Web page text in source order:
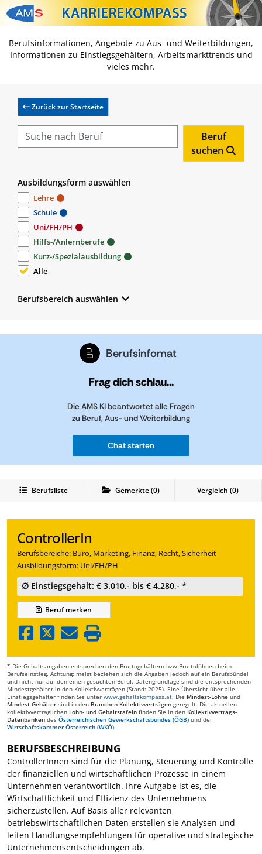
Zum Inhalt springen
Zum Navmenü springen
Zur Suche springen
Zur Footer springen
Berufsinformationen, Angebote zu Aus- und Weiterbildungen,
Informationen zu Einstiegsgehältern, Arbeitsmarkttrends und
vieles mehr.
Zurück zur Startseite
Beruf
suchen
Ausbildungsform auswählen
Lehre
Schule
Uni/FH/PH
Hilfs-/Anlernberufe
Kurz-/Spezialausbildung
Alle
Berufsbereich auswählen
Berufsinfomat
Frag dich schlau...
Die AMS KI beantwortet alle Fragen
zu Beruf, Aus- und Weiterbildung
Chat starten
Berufsliste Gemerkte(0) Vergleich (0)
ControllerIn
Berufsbereiche: Büro, Marketing, Finanz, Recht, Sicherheit
Ausbildungsform: Uni/FH/PH
∅ Einstiegsgehalt: € 3.010,- bis € 4.280,- *
Berufmerken
* Die Gehaltsangaben entsprechen den Bruttogehältern bzw Bruttolöhnen beim
Berufseinstieg. Achtung: meist beziehen sich die Angaben jedoch auf ein Berufsbündel
und nicht nur auf den einen gesuchten Beruf. Datengrundlage sind die entsprechenden
Mindestgehälter in den Kollektivverträgen (Stand: 2025). Eine Übersicht über alle
Einstiegsgehälter finden Sie unter www.gehaltskompass.at. Die Mindest-Löhne und
Mindest-Gehälter sind in den Branchen-Kollektivverträgen geregelt. Die aktuellen
kollektivvertraglichen Lohn- und Gehaltstafeln finden Sie in den Kollektivvertrags-
Datenbanken des Österreichischen Gewerkschaftsbundes (ÖGB) und der
Wirtschaftskammer Österreich (WKÖ).
BERUFSBESCHREIBUNG
ControllerInnen sind für die Planung, Steuerung und Kontrolle
der finanziellen und wirtschaftlichen Prozesse in einem
Unternehmen verantwortlich. Ihre Aufgabe ist es, die
Wirtschaftlichkeit und Effizienz des Unternehmens
sicherzustellen. Auf Basis aller relevanten
betriebswirtschaftlichen Daten erstellen sie Analysen und
leiten Handlungsempfehlungen für operative und strategische
Unternehmensentscheidungen ab.